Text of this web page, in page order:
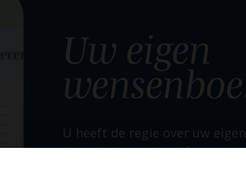
Uw eigen
U heeft de regie over uw
logisch dat u ook zelf uw
het wensenboekje Nu voor